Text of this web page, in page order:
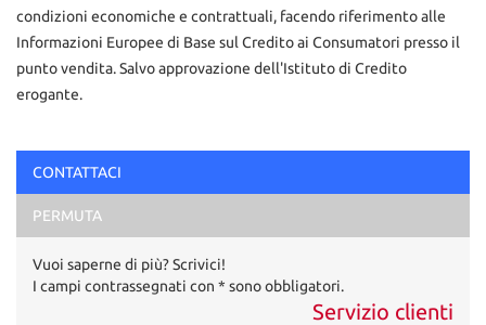
Ho letto e accetto
Acconsento al trattamento dei miei dati per finalità di
marketing
Invia la tua richiesta
condizioni economiche e contrattuali, facendo riferimento alle
Informazioni Europee di Base sul Credito ai Consumatori presso il
punto vendita. Salvo approvazione dell'Istituto di Credito
erogante.
CONTATTACI
PERMUTA
Vuoi saperne di più? Scrivici!
I campi contrassegnati con * sono obbligatori.
Servizio clienti